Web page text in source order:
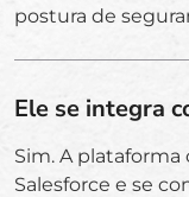
postura de
Ele se integra
Sim. A
Salesforce e se